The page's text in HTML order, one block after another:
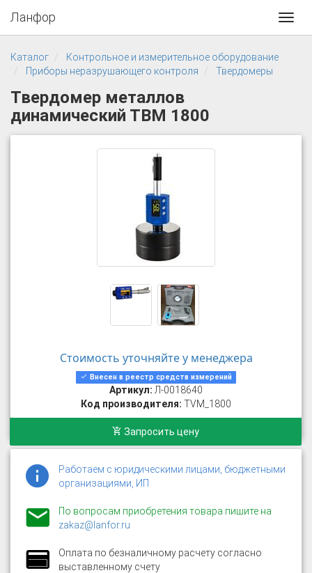
Ланфор
Каталог
Контрольное и измерительное оборудование
Приборы неразрушающего контроля
Твердомеры
Твердомер металлов
динамический ТВМ 1800
Стоимость уточняйте у менеджера
Внесен в реестр средств измерений
Артикул: Л-0018640
Код производителя: TVM_1800
Запросить цену
Работаем с юридическими лицами, бюджетными
организациями, ИП
По вопросам приобретения товара пишите на
zakaz@lanfor.ru
Оплата по безналичному расчету согласно
выставленному счету